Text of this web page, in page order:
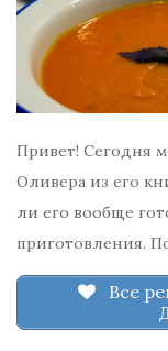
Привет! Сегодня
Оливера из его
ли его вообще
приготовления.
Все